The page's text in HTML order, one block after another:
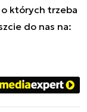
których trzeba
do nas na: